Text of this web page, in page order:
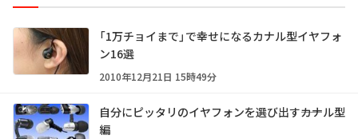
「1万チョイまで」で幸せになるカナル型イヤフォ
ン16選
2010年12月21日 15時49分
自分にピッタリのイヤフォンを選び出す――カナル型
編